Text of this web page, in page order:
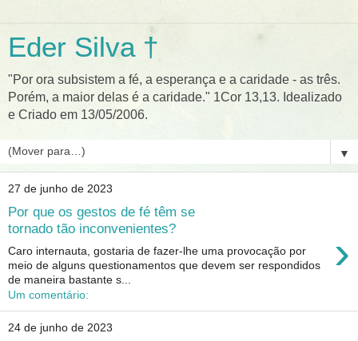
Eder Silva †
"Por ora subsistem a fé, a esperança e a caridade - as três.
Porém, a maior delas é a caridade." 1Cor 13,13. Idealizado
e Criado em 13/05/2006.
▼
27 de junho de 2023
Por que os gestos de fé têm se
tornado tão inconvenientes?
›
Caro internauta, gostaria de fazer-lhe uma provocação por
meio de alguns questionamentos que devem ser respondidos
de maneira bastante s...
Um comentário:
24 de junho de 2023